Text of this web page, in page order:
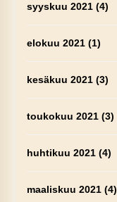
syyskuu 2021(4)
elokuu 2021(1)
kesäkuu 2021(3)
toukokuu 2021(3)
huhtikuu 2021(4)
maaliskuu 2021(4)